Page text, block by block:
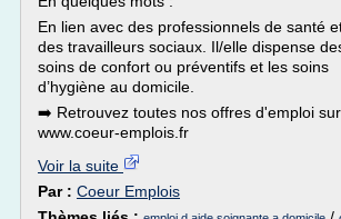
En lien avec des professionnels de santé
des travailleurs sociaux. Il/elle dispense
soins de confort ou préventifs et les soins
d’hygiène au domicile.
➡️ Retrouvez toutes nos offres d'emploi
www.coeur-emplois.fr
Voir la suite
Par : Coeur Emplois